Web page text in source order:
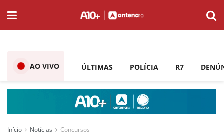
AO VIVO ÚLTIMAS POLÍCIA R7
Início Notícias Concursos